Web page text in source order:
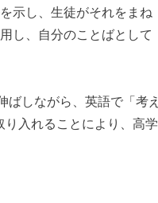
示し、生徒がそれをまね
し、自分のことばとして
ばしながら、英語で「考え
入れることにより、高学